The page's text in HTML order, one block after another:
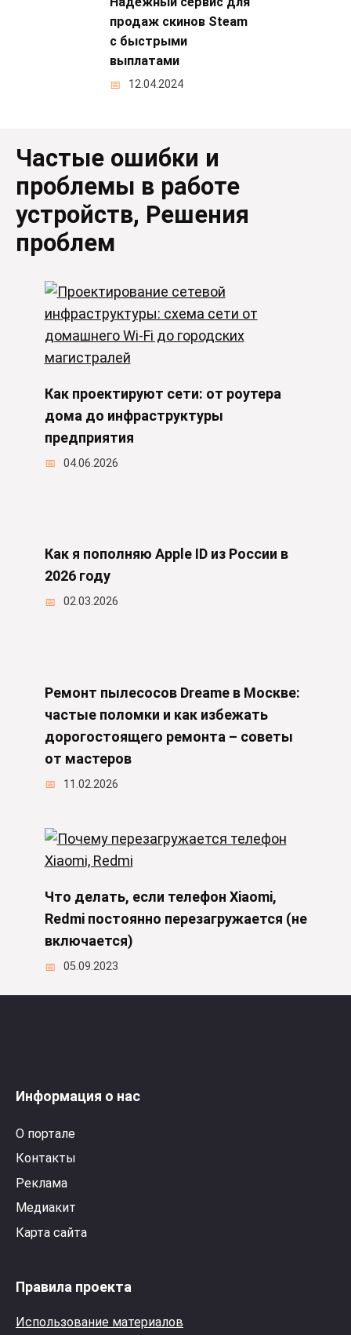
продаж скинов Steam
с быстрыми
выплатами
12.04.2024
Частые ошибки и
проблемы в работе
устройств, Решения
проблем
Как проектируют сети: от роутера
дома до инфраструктуры
предприятия
04.06.2026
Как я пополняю Apple ID из России в
2026 году
02.03.2026
Ремонт пылесосов Dreame в Москве:
частые поломки и как избежать
дорогостоящего ремонта – советы
от мастеров
11.02.2026
Что делать, если телефон Xiaomi,
Redmi постоянно перезагружается (не
включается)
05.09.2023
Информация о нас
О портале
Контакты
Реклама
Медиакит
Карта сайта
Правила проекта
Использование материалов